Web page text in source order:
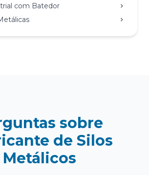
com Batedor
sobre
de Silos
Metálicos